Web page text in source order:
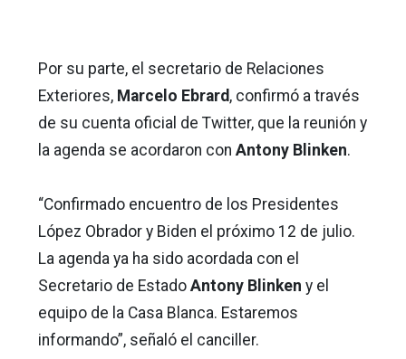
Por su parte, el secretario de Relaciones
Exteriores, Marcelo Ebrard , confirmó a través
de su cuenta oficial de Twitter, que la reunión y
la agenda se acordaron con Antony Blinken.
“Confirmado encuentro de los Presidentes
López Obrador y Biden el próximo 12 de julio.
La agenda ya ha sido acordada con el
Secretario de Estado Antony Blinken y el
equipo de la Casa Blanca. Estaremos
informando”, señaló el canciller.